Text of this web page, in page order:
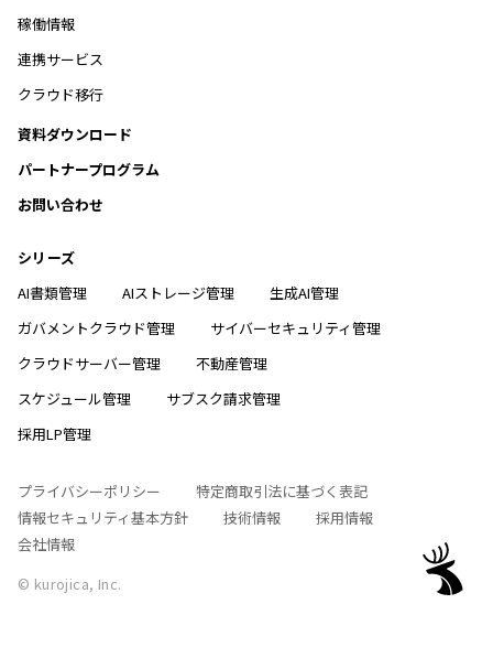
稼働情報
連携サービス
クラウド移行
資料ダウンロード
パートナープログラム
お問い合わせ
シリーズ
AI書類管理
AIストレージ管理
生成AI管理
ガバメントクラウド管理
サイバーセキュリティ管理
クラウドサーバー管理
不動産管理
スケジュール管理
サブスク請求管理
採用LP管理
プライバシーポリシー
特定商取引法に基づく表記
情報セキュリティ基本方針
技術情報
採用情報
会社情報
© kurojica, Inc.